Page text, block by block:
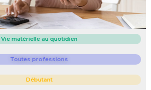
Vie matérielle au quotidien
Toutes professions
Débutant